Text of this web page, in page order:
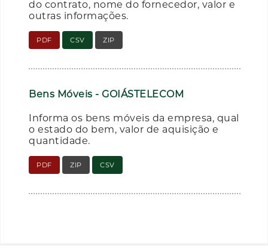
do contrato, nome do fornecedor, valor e
outras informações.
PDF CSV ZIP
Bens Móveis - GOIÁSTELECOM
Informa os bens móveis da empresa, qual
o estado do bem, valor de aquisição e
quantidade.
PDF ZIP CSV